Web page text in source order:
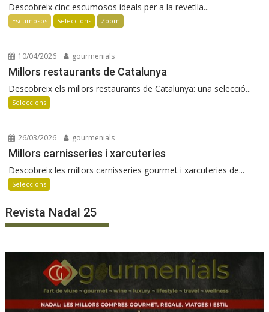
Descobreix cinc escumosos ideals per a la revetlla...
Escumosos Seleccions Zoom
10/04/2026 gourmenials
Millors restaurants de Catalunya
Descobreix els millors restaurants de Catalunya: una selecció...
Seleccions
26/03/2026 gourmenials
Millors carnisseries i xarcuteries
Descobreix les millors carnisseries gourmet i xarcuteries de...
Seleccions
Revista Nadal 25